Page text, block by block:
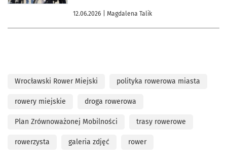
12.06.2026 | Magdalena Talik
Wrocławski Rower Miejski polityka rowerowa miasta
rowery miejskie droga rowerowa
Plan Zrównoważonej Mobilności trasy rowerowe
rowerzysta galeria zdjęć rower